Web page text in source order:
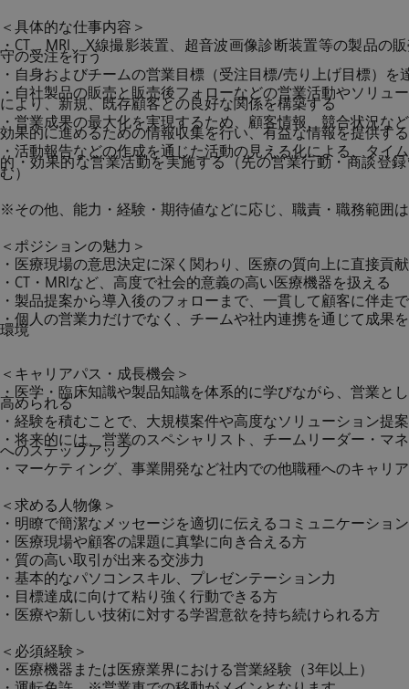
＜具体的な仕事内容＞
・CT、MRI、X線撮影装置、超音波画像診断装置等の製品の
守の受注を行う
・自身およびチームの営業目標（受注目標/売り上げ目標）を
・自社製品の販売と販売後フォローなどの営業活動やソリュ
により、新規、既存顧客との良好な関係を構築する
・営業成果の最大化を実現するため、顧客情報、競合状況な
効果的に進めるための情報収集を行い、有益な情報を提供する
・活動報告などの作成を通じた活動の見える化による、タイ
的・効果的な営業活動を実施する（先の営業行動・商談登
む）
※その他、能力・経験・期待値などに応じ、職責・職務範囲
＜ポジションの魅力＞
・医療現場の意思決定に深く関わり、医療の質向上に直接貢
・CT・MRIなど、高度で社会的意義の高い医療機器を扱える
・製品提案から導入後のフォローまで、一貫して顧客に伴走
・個人の営業力だけでなく、チームや社内連携を通じて成果
環境
＜キャリアパス・成長機会＞
・医学・臨床知識や製品知識を体系的に学びながら、営業と
高められる
・経験を積むことで、大規模案件や高度なソリューション提
・将来的には、営業のスペシャリスト、チームリーダー・マ
へのステップアップ
・マーケティング、事業開発など社内での他職種へのキャリ
＜求める人物像＞
・明瞭で簡潔なメッセージを適切に伝えるコミュニケーショ
・医療現場や顧客の課題に真摯に向き合える方
・質の高い取引が出来る交渉力
・基本的なパソコンスキル、プレゼンテーション力
・目標達成に向けて粘り強く行動できる方
・医療や新しい技術に対する学習意欲を持ち続けられる方
＜必須経験＞
・医療機器または医療業界における営業経験（3年以上）